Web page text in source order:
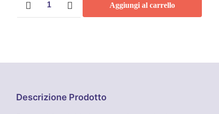
antinfortunistiche
U-
S1P
Aggiungi al carrello
Descrizione Prodotto